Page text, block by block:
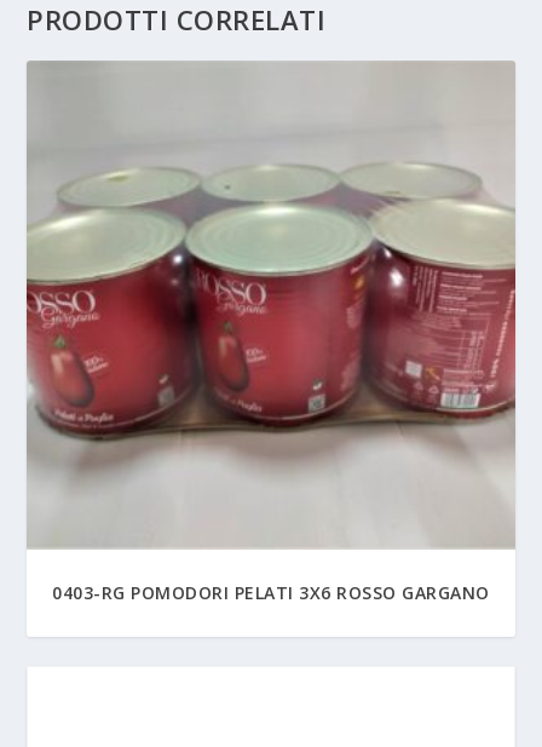
PRODOTTI CORRELATI
0403-RG POMODORI PELATI 3X6 ROSSO GARGANO